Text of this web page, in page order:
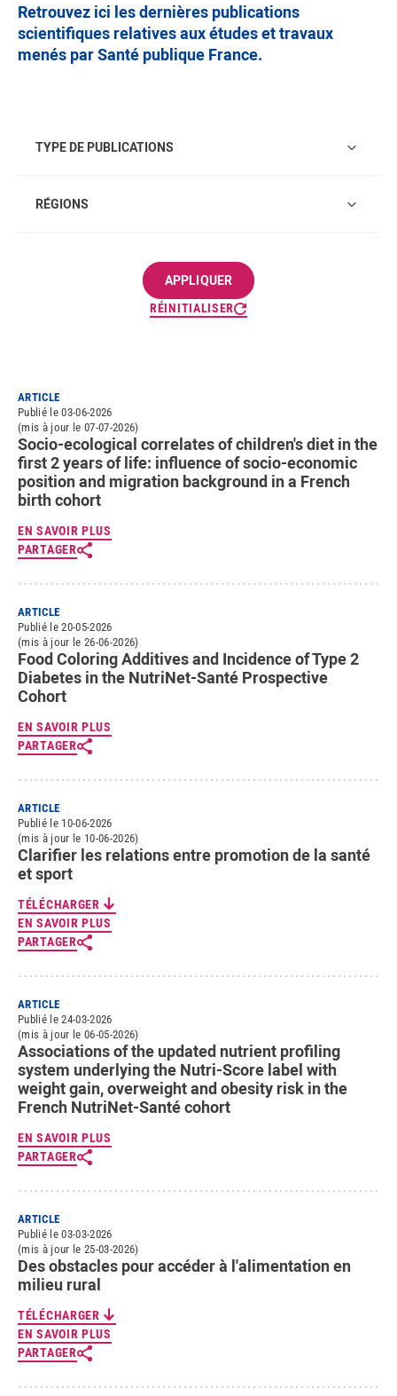
Retrouvez ici les dernières publications
scientifiques relatives aux études et travaux
menés par Santé publique France.
TYPE DE PUBLICATIONS
RÉGIONS
RÉINITIALISER
ARTICLE
Publié le 03-06-2026
(mis à jour le 07-07-2026)
Socio-ecological correlates of children's diet in the
first 2 years of life: influence of socio-economic
position and migration background in a French
birth cohort
EN SAVOIR PLUS
PARTAGER
ARTICLE
Publié le 20-05-2026
(mis à jour le 26-06-2026)
Food Coloring Additives and Incidence of Type 2
Diabetes in the NutriNet-Santé Prospective
Cohort
EN SAVOIR PLUS
PARTAGER
ARTICLE
Publié le 10-06-2026
(mis à jour le 10-06-2026)
Clarifier les relations entre promotion de la santé
et sport
TÉLÉCHARGER
EN SAVOIR PLUS
PARTAGER
ARTICLE
Publié le 24-03-2026
(mis à jour le 06-05-2026)
Associations of the updated nutrient profiling
system underlying the Nutri-Score label with
weight gain, overweight and obesity risk in the
French NutriNet-Santé cohort
EN SAVOIR PLUS
PARTAGER
ARTICLE
Publié le 03-03-2026
(mis à jour le 25-03-2026)
Des obstacles pour accéder à l'alimentation en
milieu rural
TÉLÉCHARGER
EN SAVOIR PLUS
PARTAGER